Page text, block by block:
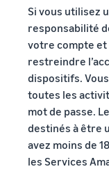
Si vous utilisez
responsabilité
votre compte et
restreindre
dispositifs.
toutes les
mot de passe.
destinés à être
avez moins de
les Services